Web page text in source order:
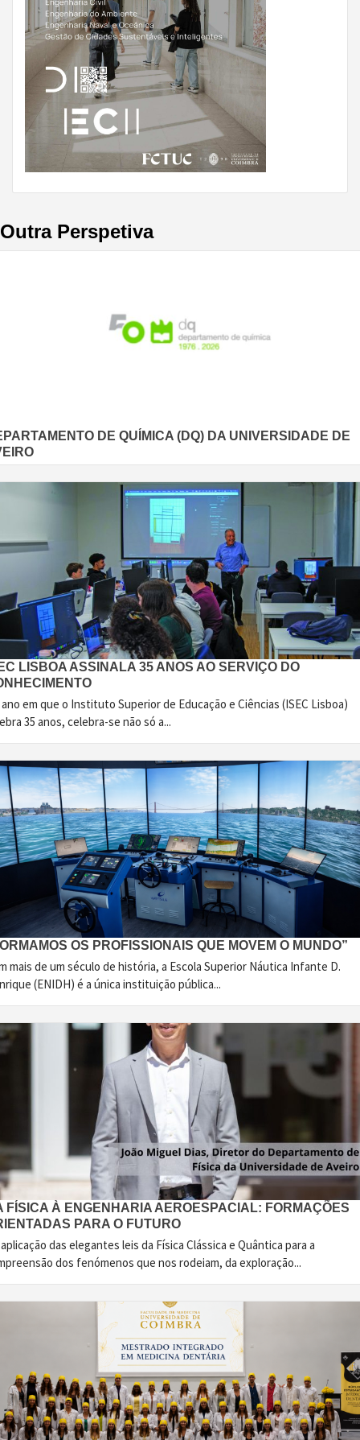
Outra Perspetiva
DE QUÍMICA (DQ) DA UNIVERSIDADE DE
LISBOA ASSINALA 35 ANOS AO SERVIÇO DO
em que o Instituto Superior de Educação e Ciências (ISEC Lisboa)
35 anos, celebra-se não só a...
OS PROFISSIONAIS QUE MOVEM O MUNDO”
mais de um século de história, a Escola Superior Náutica Infante D.
(ENIDH) é a única instituição pública...
FÍSICA À ENGENHARIA AEROESPACIAL: FORMAÇÕES
PARA O FUTURO
das elegantes leis da Física Clássica e Quântica para a
dos fenómenos que nos rodeiam, da exploração...